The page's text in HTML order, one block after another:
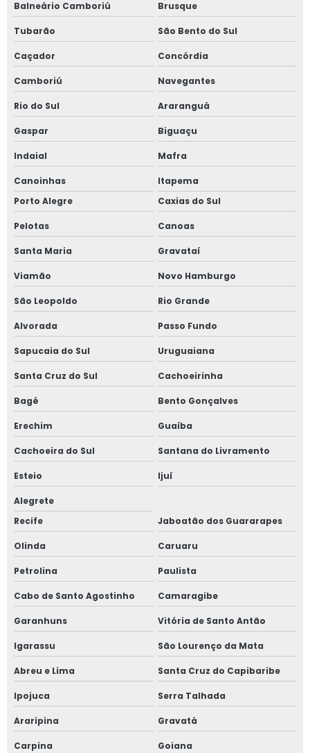
Avaliação de imóveis
Balneário Camboriú Brusque
Tubarão São Bento do Sul
Caçador Concórdia
Camboriú Navegantes
Rio do Sul Araranguá
Gaspar Biguaçu
Indaial Mafra
Canoinhas
Itapema
Porto Alegre
Caxias do Sul
Pelotas Canoas
Santa Maria Gravataí
Viamão Novo Hamburgo
São Leopoldo Rio Grande
Alvorada Passo Fundo
Sapucaia do Sul Uruguaiana
Santa Cruz do Sul Cachoeirinha
Bagé Bento Gonçalves
Erechim Guaíba
Cachoeira do Sul Santana do Livramento
Esteio Ijuí
Alegrete
Recife
Jaboatão dos Guararapes
Olinda Caruaru
Petrolina Paulista
Cabo de Santo Agostinho Camaragibe
Garanhuns Vitória de Santo Antão
Igarassu São Lourenço da Mata
Abreu e Lima Santa Cruz do Capibaribe
Ipojuca Serra Talhada
Araripina Gravatá
Carpina Goiana